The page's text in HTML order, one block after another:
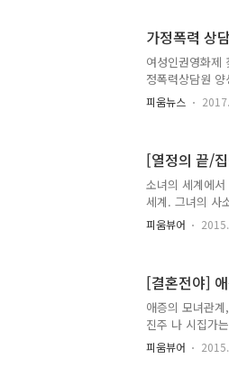
43개 기관에 나
'헌팅그라운드'
1/5이 성폭력 경
어..
가정폭력 상
여성인권영화제
정폭력상담원
부터 매년 ‘여성
역상영은 서울
을 20개 지역 43
한마음 부설 한
기입니다. 가정
후 ‘누구나 ..
피움뉴스
[열정의 끝/
소녀의 세계에
세계. 그녀의 사
기를 연습하다가
반 친구와 그녀
단체 줄넘기의
이내 화를 낸다.
에 반 친구들은
서 좋은..
피움뷰어
[결혼전야]
애증의 모녀관
진주 나 시집가
연극배우에게 시
니, 남편은 제
피움뷰어